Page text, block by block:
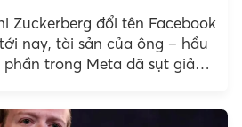
Zuckerberg đổi tên Facebook
nay, tài sản của ông – hầu
phần trong Meta đã sụt giảm